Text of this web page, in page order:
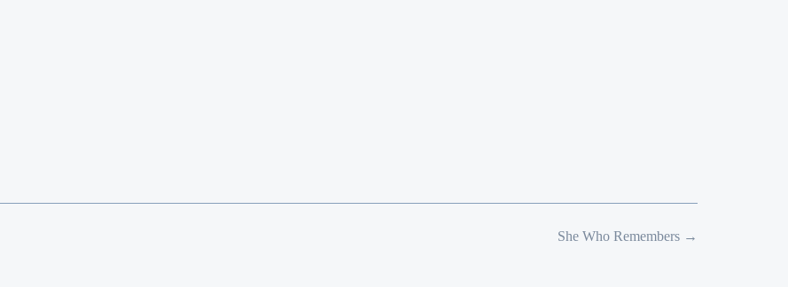
She Who Remembers →